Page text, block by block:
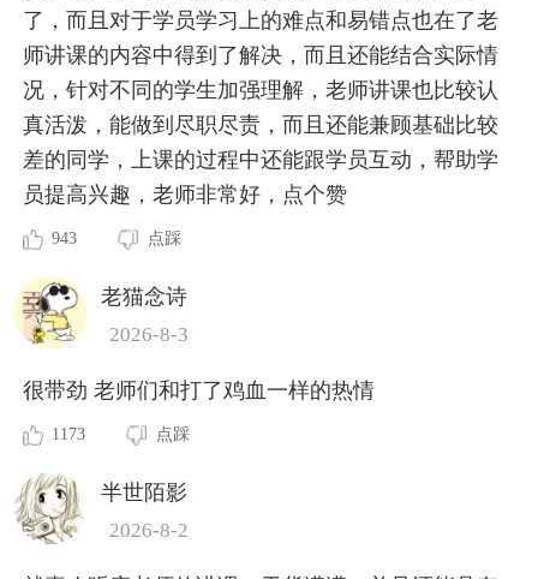
了，而且对于学员学习上的难点和易错点也在了老
师讲课的内容中得到了解决，而且还能结合实际情
况，针对不同的学生加强理解，老师讲课也比较认
真活泼，能做到尽职尽责，而且还能兼顾基础比较
差的同学，上课的过程中还能跟学员互动，帮助学
员提高兴趣，老师非常好，点个赞
943 点踩
老猫念诗
2026-8-3
很带劲 老师们和打了鸡血一样的热情
1173 点踩
半世陌影
2026-8-2